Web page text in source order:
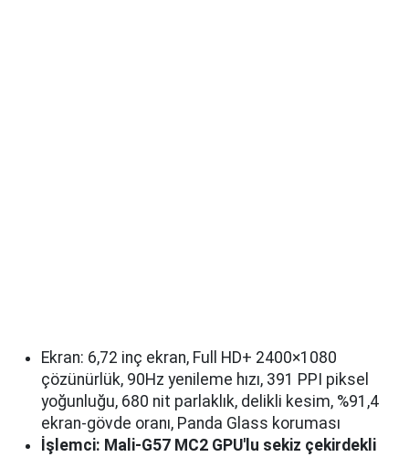
Ekran: 6,72 inç ekran, Full HD+ 2400×1080
çözünürlük, 90Hz yenileme hızı, 391 PPI piksel
yoğunluğu, 680 nit parlaklık, delikli kesim, %91,4
ekran-gövde oranı, Panda Glass koruması
İşlemci: Mali-G57 MC2 GPU'lu sekiz çekirdekli